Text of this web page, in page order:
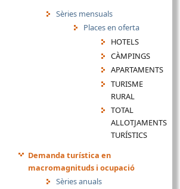
Sèries mensuals
Places en oferta
HOTELS
CÀMPINGS
APARTAMENTS
TURISME
RURAL
TOTAL
ALLOTJAMENTS
TURÍSTICS
Demanda turística en
macromagnituds i ocupació
Sèries anuals